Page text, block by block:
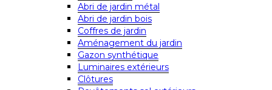
Abri de jardin métal
Abri de jardin bois
Coffres de jardin
Aménagement du jardin
Gazon synthétique
Luminaires extérieurs
Clôtures